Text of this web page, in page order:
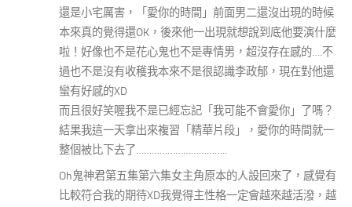
還是小宅厲害，「愛你的時間」前面男二還沒出現的時候
本來真的覺得還OK，後來他一出現就想說到底他要演什麼
啦！好像也不是花心鬼也不是專情男，超沒存在感的….不
過也不是沒有收穫我本來不是很認識李政郁，現在對他還
蠻有好感的XD
而且很好笑喔我不是已經忘記「我可能不會愛你」了嗎？
結果我這一天拿出來複習「精華片段」，愛你的時間就一
整個被比下去了……………………………..
Oh鬼神君第五集第六集女主角原本的人設回來了，感覺有
比較符合我的期待XD我覺得主性格一定會越來越活潑，越